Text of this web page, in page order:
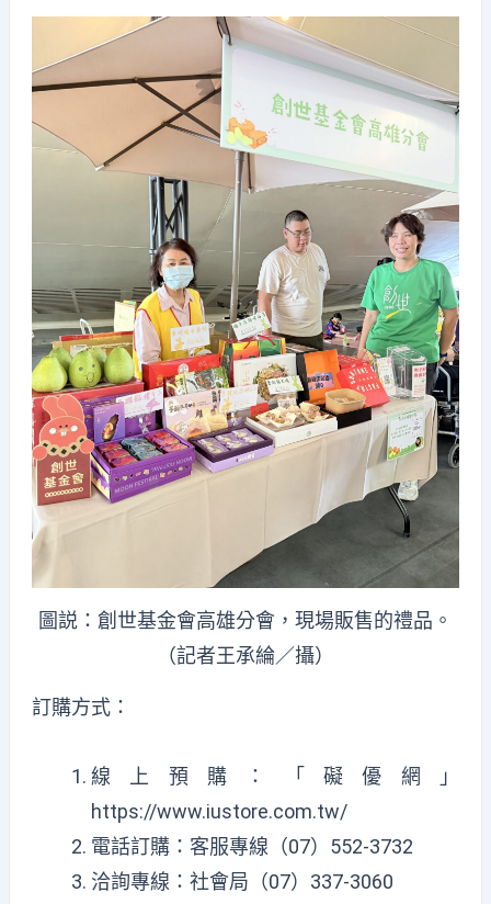
圖説：創世基金會高雄分會，現場販售的禮品。
（記者王承綸／攝）
訂購方式：
線上預購：「礙優網」
https://www.iustore.com.tw/
電話訂購：客服專線（07）552-3732
洽詢專線：社會局（07）337-3060